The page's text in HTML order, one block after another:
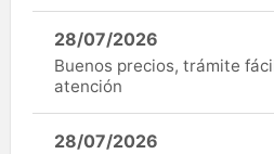
28/07/2026
Buenos precios, trámite
atención
28/07/2026